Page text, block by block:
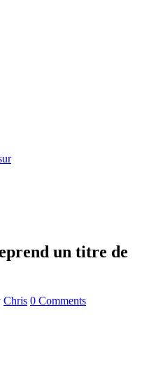
un titre de
Chris 0 Comments